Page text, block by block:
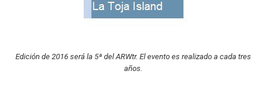
Edición de 2016 será la 5ª del ARWtr. El evento es realizado a cada tres
años.